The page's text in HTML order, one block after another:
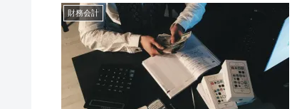
財務会計